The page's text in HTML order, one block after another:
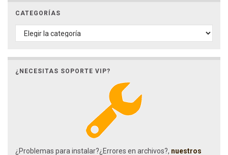
CATEGORÍAS
CATEGORÍAS
¿NECESITAS SOPORTE VIP?
¿Problemas para instalar?¿Errores en archivos?, nuestros